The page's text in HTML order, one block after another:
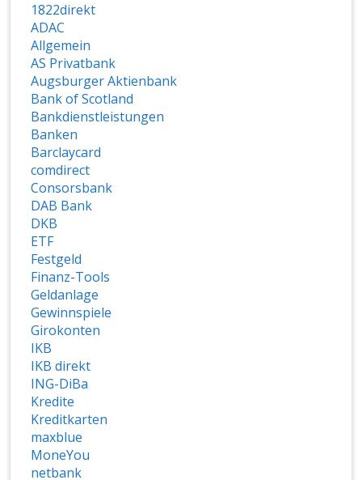
1822direkt
ADAC
Allgemein
AS Privatbank
Augsburger Aktienbank
Bank of Scotland
Bankdienstleistungen
Banken
Barclaycard
comdirect
Consorsbank
DAB Bank
DKB
ETF
Festgeld
Finanz-Tools
Geldanlage
Gewinnspiele
Girokonten
IKB
IKB direkt
ING-DiBa
Kredite
Kreditkarten
maxblue
MoneYou
netbank